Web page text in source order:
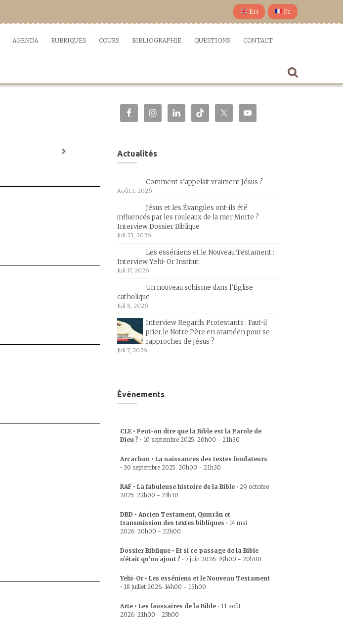
En Fr
AGENDA RUBRIQUES COURS BIBLIOGRAPHIE QUESTIONS CONTACT
Actualités
Comment s’appelait vraiment Jésus ?
Août 1, 2026
Jésus et les Évangiles ont-ils été
influencés par les rouleaux de la mer Morte ?
Interview Dossier Biblique
Juil 23, 2026
Les esséniens et le Nouveau Testament :
Interview Yehi-Or Institut
Juil 17, 2026
Un nouveau schisme dans l’Église
catholique
Juil 8, 2026
Interview Regards Protestants : Faut-il
prier le Notre Père en araméen pour se
rapprocher de Jésus ?
Juil 7, 2026
Événements
CLE • Peut-on dire que la Bible est la Parole de
Dieu ? • 10 septembre 2025 20h00 - 21h30
Arcachon • La naissances des textes fondateurs
• 30 septembre 2025 20h00 - 21h30
RAF • La fabuleuse histoire de la Bible • 29 octobre
2025 22h00 - 23h30
DBD • Ancien Testament, Qumrân et
transmission des textes bibliques • 14 mai
2026 20h00 - 22h00
Dossier Biblique • Et si ce passage de la Bible
n’était qu’un ajout ? • 7 juin 2026 19h00 - 20h00
Yehi-Or • Les esséniens et le Nouveau Testament
• 18 juillet 2026 14h00 - 15h00
Arte • Les faussaires de la Bible • 11 août
2026 21h00 - 23h00